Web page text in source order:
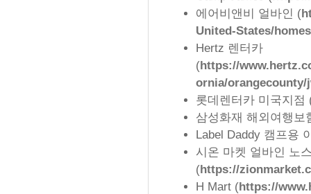
에어비앤비 얼바인 (
United-States/homes
Hertz 렌터카
(https://
ornia/orangecounty/
롯데렌터카 미국지점
삼성화재 해외여행보
Label Daddy 캠프용
시온 마켓 얼바인 노
(https://
H Mart (https://